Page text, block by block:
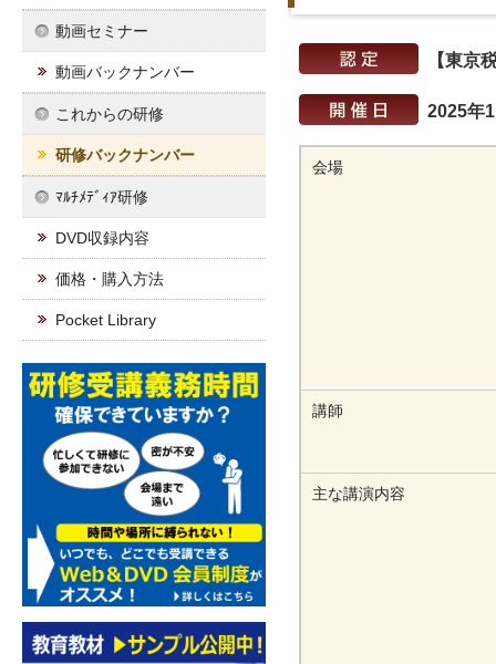
動画セミナー
動画バックナンバー
これからの研修
研修バックナンバー
ﾏﾙﾁﾒﾃﾞｨｱ研修
DVD収録内容
価格・購入方法
Pocket Library
【東京
2025年
会場
講師
主な講演内容